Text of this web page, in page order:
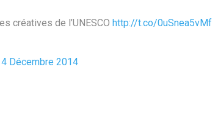
créatives de l’UNESCO http://t.co/0uSnea5vMf
4 Décembre 2014